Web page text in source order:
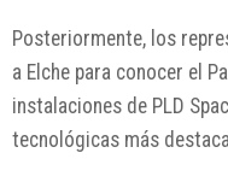
Posteriormente, los
a Elche para conocer el
instalaciones de PLD
tecnológicas más